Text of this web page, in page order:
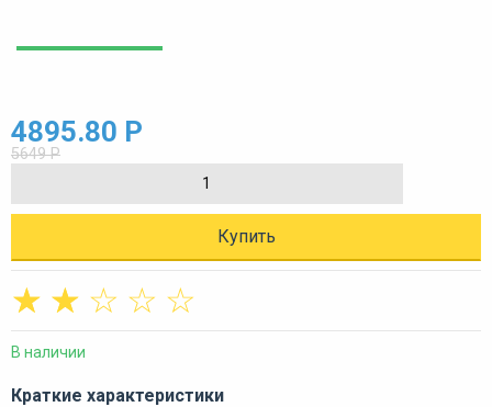
4895.80 Р
5649 Р
Купить
☆
☆
☆
☆
☆
В наличии
Краткие характеристики